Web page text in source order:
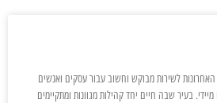
לשירות מבוקש וחשוב עבור עסקים ואנשים
בעיר שבה חיים יחד קהילות מגוונות ומתקיימים